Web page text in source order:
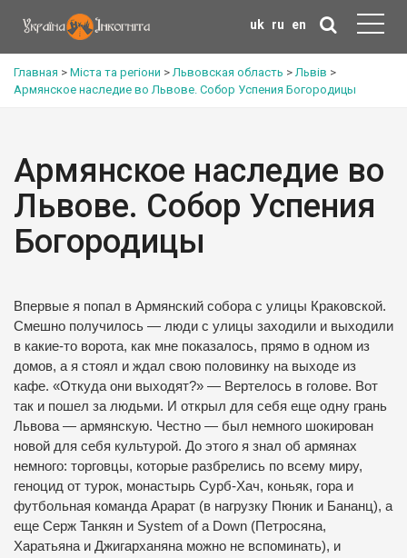
uk ru en
Главная > Міста та регіони >Львовская область >Львів >
Армянское наследие во Львове. Собор Успения Богородицы
Армянское наследие во
Львове. Собор Успения
Богородицы
Впервые я попал в Армянский собора с улицы Краковской.
Смешно получилось — люди с улицы заходили и выходили
в какие-то ворота, как мне показалось, прямо в одном из
домов, а я стоял и ждал свою половинку на выходе из
кафе. «Откуда они выходят?» — Вертелось в голове. Вот
так и пошел за людьми. И открыл для себя еще одну грань
Львова — армянскую. Честно — был немного шокирован
новой для себя культурой. До этого я знал об армянах
немного: торговцы, которые разбрелись по всему миру,
геноцид от турок, монастырь Сурб-Хач, коньяк, гора и
футбольная команда Арарат (в нагрузку Пюник и Бананц), а
еще Серж Танкян и System of a Down (Петросяна,
Харатьяна и Джигарханяна можно не вспоминать), и